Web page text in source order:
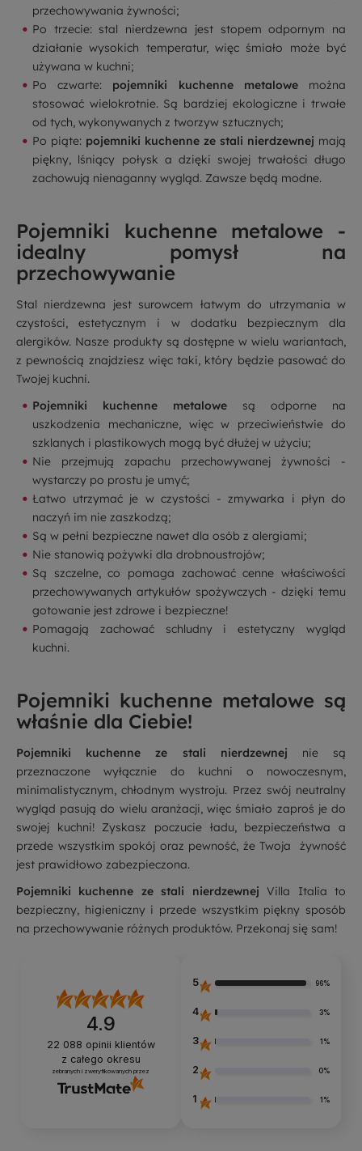
przechowywania żywności;
Po trzecie: stal nierdzewna jest stopem odpornym na
działanie wysokich temperatur, więc śmiało może być
używana w kuchni;
Po czwarte: pojemniki kuchenne metalowe można
stosować wielokrotnie. Są bardziej ekologiczne i trwałe
od tych, wykonywanych z tworzyw sztucznych;
Po piąte: pojemniki kuchenne ze stali nierdzewnej mają
piękny, lśniący połysk a dzięki swojej trwałości długo
zachowują nienaganny wygląd. Zawsze będą modne.
Pojemniki kuchenne metalowe -
idealny pomysł na
przechowywanie
Stal nierdzewna jest surowcem łatwym do utrzymania w
czystości, estetycznym i w dodatku bezpiecznym dla
alergików. Nasze produkty są dostępne w wielu wariantach,
z pewnością znajdziesz więc taki, który będzie pasować do
Twojej kuchni.
Pojemniki kuchenne metalowe są odporne na
uszkodzenia mechaniczne, więc w przeciwieństwie do
szklanych i plastikowych mogą być dłużej w użyciu;
Nie przejmują zapachu przechowywanej żywności -
wystarczy po prostu je umyć;
Łatwo utrzymać je w czystości - zmywarka i płyn do
naczyń im nie zaszkodzą;
Są w pełni bezpieczne nawet dla osób z alergiami;
Nie stanowią pożywki dla drobnoustrojów;
Są szczelne, co pomaga zachować cenne właściwości
przechowywanych artykułów spożywczych - dzięki temu
gotowanie jest zdrowe i bezpieczne!
Pomagają zachować schludny i estetyczny wygląd
kuchni.
Pojemniki kuchenne metalowe są
właśnie dla Ciebie!
Pojemniki kuchenne ze stali nierdzewnej nie są
przeznaczone wyłącznie do kuchni o nowoczesnym,
minimalistycznym, chłodnym wystroju. Przez swój neutralny
wygląd pasują do wielu aranżacji, więc śmiało zaproś je do
swojej kuchni! Zyskasz poczucie ładu, bezpieczeństwa a
przede wszystkim spokój oraz pewność, że Twoja żywność
jest prawidłowo zabezpieczona.
Pojemniki kuchenne ze stali nierdzewnejVilla Italia to
bezpieczny, higieniczny i przede wszystkim piękny sposób
na przechowywanie różnych produktów. Przekonaj się sam!
4.9
22 088 opinii klientów
z całego okresu
zebranych i zweryfikowanych przez
5 96%
4 3%
3 1%
2 0%
1 1%